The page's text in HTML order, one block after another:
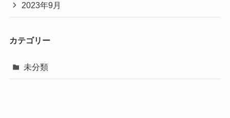
2023年9月
カテゴリー
未分類